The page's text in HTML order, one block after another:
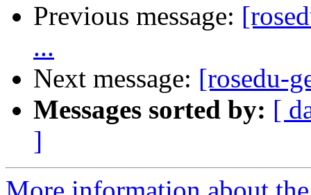
Previous message:
...
Next message: [rosedu-
Messages sorted by: [
]